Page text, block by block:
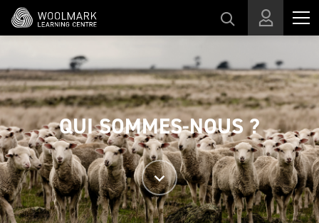
Passer au contenu principal
QUI SOMMES-NOUS ?